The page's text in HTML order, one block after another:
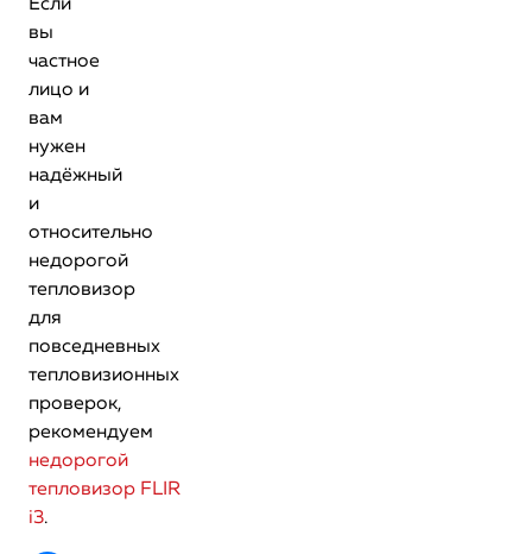
Если
вы
частное
лицо и
вам
нужен
надёжный
и
относительно
недорогой
тепловизор
для
повседневных
тепловизионных
проверок,
рекомендуем
недорогой
тепловизор FLIR
i3.